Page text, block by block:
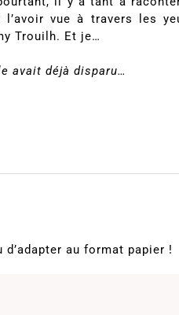
vue à travers les
Trouilh. Et je…
avait déjà disparu…
au format papier !